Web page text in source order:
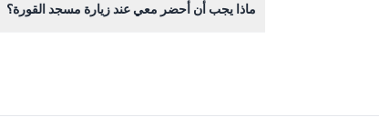
ماذا يجب أن أحضر معي عند زيارة مسجد القورة؟